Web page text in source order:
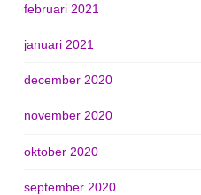
februari 2021
januari 2021
december 2020
november 2020
oktober 2020
september 2020